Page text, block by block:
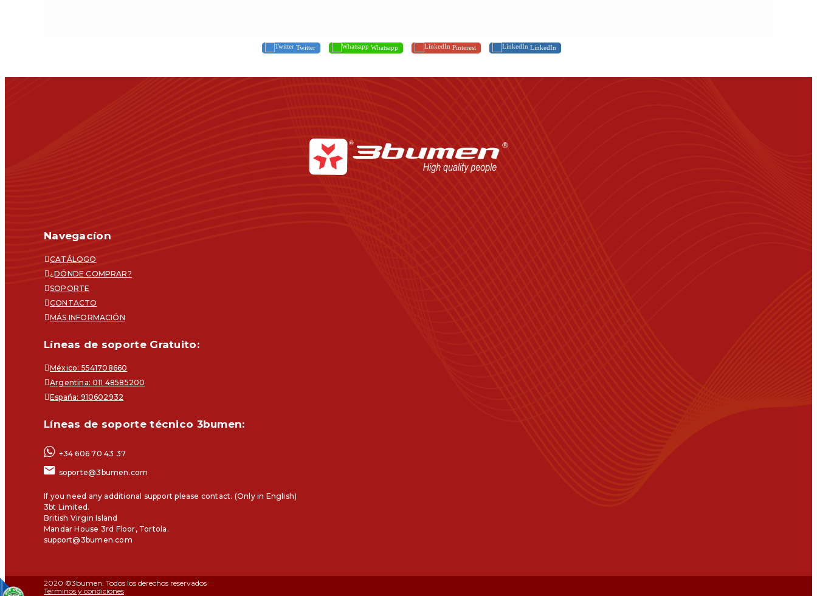
Twitter Whatsapp Pinterest LinkedIn
Navegacíon
CATÁLOGO
¿DÓNDE COMPRAR?
SOPORTE
CONTACTO
MÁS INFORMACIÓN
Líneas de soporte Gratuito:
México: 5541708660
Argentina: 011 48585200
España: 910602932
Líneas de soporte técnico 3bumen:
+34 606 70 43 37
soporte@3bumen.com
If you need any additional support please contact. (Only in English)
3bt Limited.
British Virgin Island
Mandar House 3rd Floor, Tortola.
support@3bumen.com
2020 ©3bumen. Todos los derechos reservados
Términos y condiciones